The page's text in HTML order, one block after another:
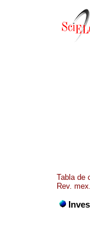
Tabla de
Rev.